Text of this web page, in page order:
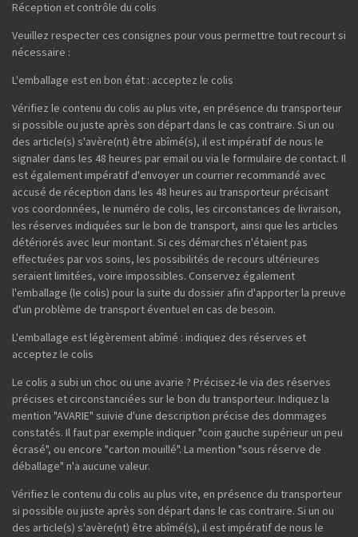
Réception et contrôle du colis
Veuillez respecter ces consignes pour vous permettre tout recourt si
nécessaire :
L'emballage est en bon état : acceptez le colis
Vérifiez le contenu du colis au plus vite, en présence du transporteur
si possible ou juste après son départ dans le cas contraire. Si un ou
des article(s) s'avère(nt) être abîmé(s), il est impératif de nous le
signaler dans les 48 heures par email ou via le formulaire de contact. Il
est également impératif d'envoyer un courrier recommandé avec
accusé de réception dans les 48 heures au transporteur précisant
vos coordonnées, le numéro de colis, les circonstances de livraison,
les réserves indiquées sur le bon de transport, ainsi que les articles
détériorés avec leur montant. Si ces démarches n'étaient pas
effectuées par vos soins, les possibilités de recours ultérieures
seraient limitées, voire impossibles. Conservez également
l'emballage (le colis) pour la suite du dossier afin d'apporter la preuve
d'un problème de transport éventuel en cas de besoin.
L'emballage est légèrement abîmé : indiquez des réserves et
acceptez le colis
Le colis a subi un choc ou une avarie ? Précisez-le via des réserves
précises et circonstanciées sur le bon du transporteur. Indiquez la
mention "AVARIE" suivie d'une description précise des dommages
constatés. Il faut par exemple indiquer "coin gauche supérieur un peu
écrasé", ou encore "carton mouillé". La mention "sous réserve de
déballage" n'a aucune valeur.
Vérifiez le contenu du colis au plus vite, en présence du transporteur
si possible ou juste après son départ dans le cas contraire. Si un ou
des article(s) s'avère(nt) être abîmé(s), il est impératif de nous le